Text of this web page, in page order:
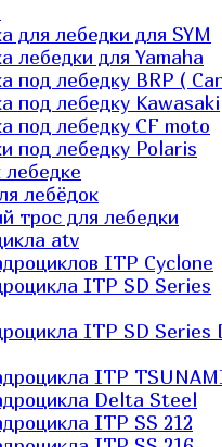
для лебедки для SYM
лебедки для Yamaha
под лебедку BRP (
под лебедку Kawasaki
под лебедку СF moto
под лебедку Polaris
лебедке
лебёдок
трос для лебедки
atv
ITP Cyclone
ITP SD Series
ITP SD Series
ITP
Delta Steel
ITP SS 212